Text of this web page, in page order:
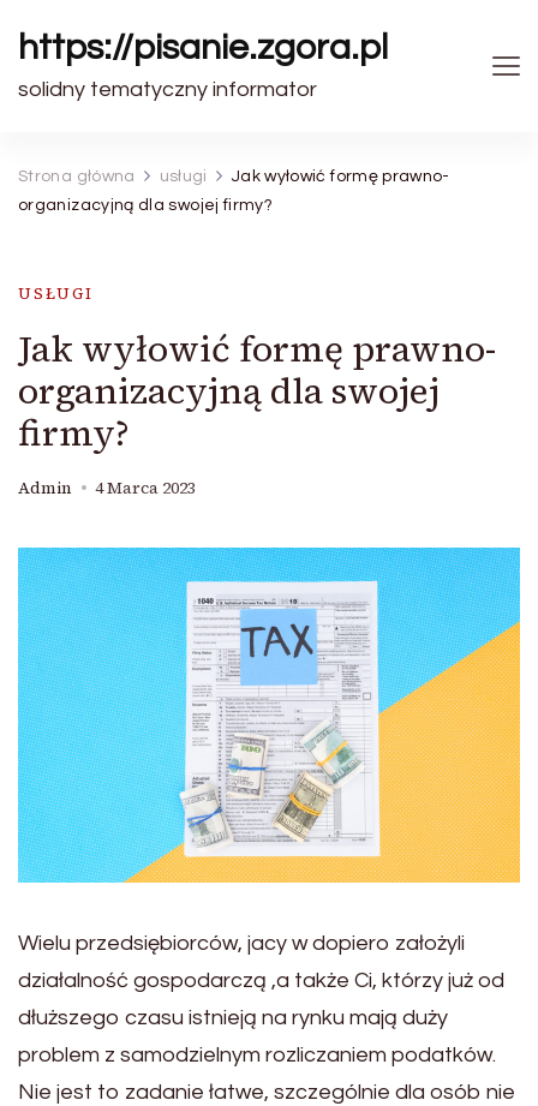
https://pisanie.zgora.pl
solidny tematyczny informator
Strona główna usługi
Jak wyłowić formę prawno-
organizacyjną dla swojej firmy?
USŁUGI
Jak wyłowić formę prawno-
organizacyjną dla swojej
firmy?
Admin 4 Marca 2023
Wielu przedsiębiorców, jacy w dopiero założyli
działalność gospodarczą ,a także Ci, którzy już od
dłuższego czasu istnieją na rynku mają duży
problem z samodzielnym rozliczaniem podatków.
Nie jest to zadanie łatwe, szczególnie dla osób nie